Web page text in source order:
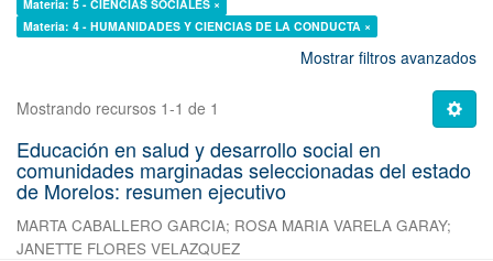
Materia: 5 - CIENCIAS SOCIALES ×
Materia: 4 - HUMANIDADES Y CIENCIAS DE LA CONDUCTA ×
Mostrar filtros avanzados
Mostrando recursos 1-1 de 1
Educación en salud y desarrollo social en
comunidades marginadas seleccionadas del estado
de Morelos: resumen ejecutivo
MARTA CABALLERO GARCIA; ROSA MARIA VARELA GARAY;
JANETTE FLORES VELAZQUEZ